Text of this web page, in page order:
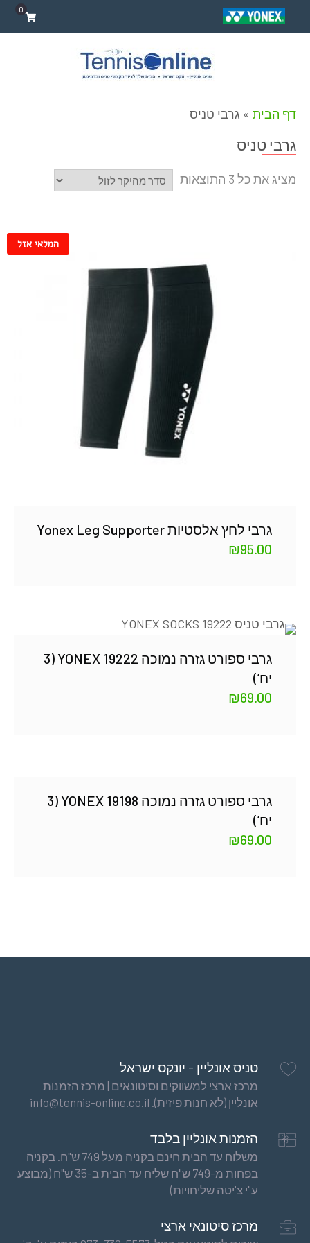
0
דף הבית » גרבי טניס
גרבי טניס
מציג את כל 3 התוצאות
המלאי אזל
גרבי לחץ אלסטיות Yonex Leg Supporter
₪95.00
גרבי ספורט גזרה נמוכה YONEX 19222 (3
יח’)
₪69.00
גרבי ספורט גזרה נמוכה YONEX 19198 (3
יח’)
₪69.00
טניס אונליין - יונקס ישראל
מרכז ארצי למשווקים וסיטונאים | מרכז הזמנות
אונליין (לא חנות פיזית). info@tennis-online.co.il
הזמנות אונליין בלבד
משלוח עד הבית חינם בקניה מעל 749 ש"ח. בקניה
בפחות מ-749 ש"ח שליח עד הבית ב-35 ש"ח (מבוצע
ע"י צ'יטה שליחויות)
מרכז סיטונאי ארצי